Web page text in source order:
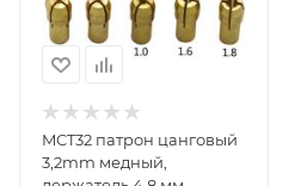
MCT32 патрон цанговый
3,2mm медный,